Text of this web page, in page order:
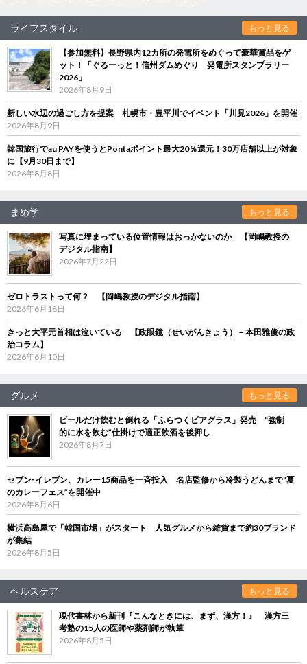
ライフスタイル もっと見る
【参加無料】長野県内12カ所の発電所をめぐって豪華賞品をゲ
ット！「ぐるーっと！信州ダムめぐり 発電所スタンプラリー
2026」
2026年8月9日
新しい水辺の過ごし方を提案 札幌市・豊平川でイベント「川見2026」を開催
2026年8月9日
韓国旅行でau PAYを使うとPontaポイント最大20％還元！30万店舗以上が対象
に【9月30日まで】
2026年8月8日
まめ学 もっと見る
写真に埋まっている位置情報はおっかないのか 【岡嶋教授の
デジタル指南】
2026年7月22日
ゼロトラストって何？ 【岡嶋教授のデジタル指南】
2026年6月18日
きっと大平元首相は泣いている 【政眼鏡（せいがんきょう）－本田雅俊の政
治コラム】
2026年6月10日
グルメ もっと見る
ビールだけ飲むと倒れる「ふらつくビアグラス」発売 “強制
的に水を飲む”仕掛けで適正飲酒を後押し
2026年8月7日
セブン‐イレブン、カレー15商品を一斉投入 名店監修から冷製うどんまで“夏
のカレーフェス”を開催中
2026年8月6日
横浜高島屋で「韓国市場」がスタート 人気グルメから雑貨まで約30ブランド
が集結
2026年8月5日
ヘルスケア もっと見る
現代書林から新刊『こんなときには、まず、漢方！』 漢方三
考塾の15人の医師や薬剤師が執筆
2026年8月5日